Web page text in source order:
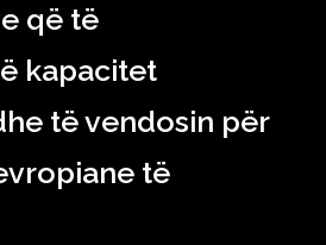
që të
kapacitet
të vendosin për
të